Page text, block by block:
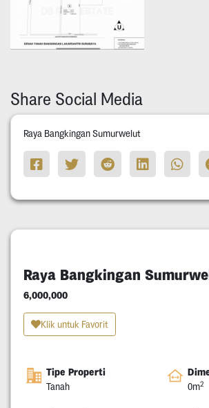
Share Social Media
Raya Bangkingan Sumurwelut
Raya Bangkingan
6,000,000
Klik untuk Favorit
Tipe Properti
Tanah 0m2